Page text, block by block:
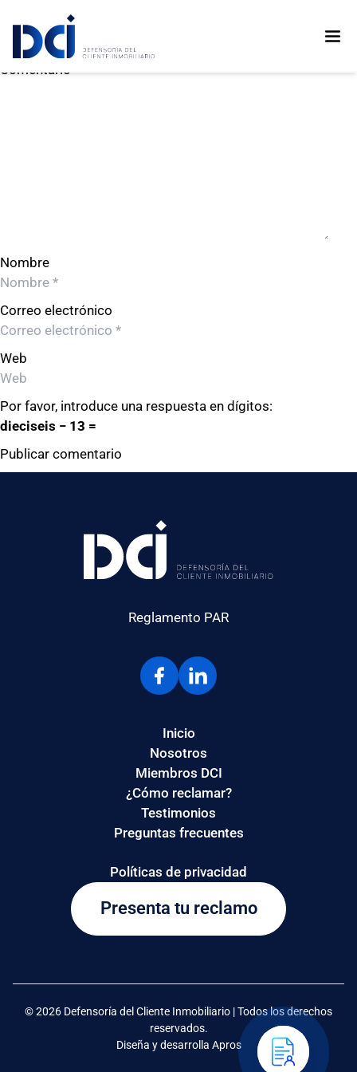
INVERSIONES EL PLOMO S.A.C.
Deja un comentario
Comentario
Nombre
Correo electrónico
Web
Por favor, introduce una respuesta en dígitos:
dieciseis − 13 =
Reglamento PAR
Presenta tu reclamo
Inicio
Nosotros
Miembros DCI
¿Cómo reclamar?
Testimonios
Preguntas frecuentes
Políticas de privacidad
© 2026 Defensoría del Cliente Inmobiliario | Todos los derechos
reservados.
Diseña y desarrolla Apros